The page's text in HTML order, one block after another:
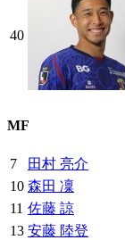
40
MF
7
田村 亮介
10 森田 凜
11 佐藤 諒
13 安藤 陸登